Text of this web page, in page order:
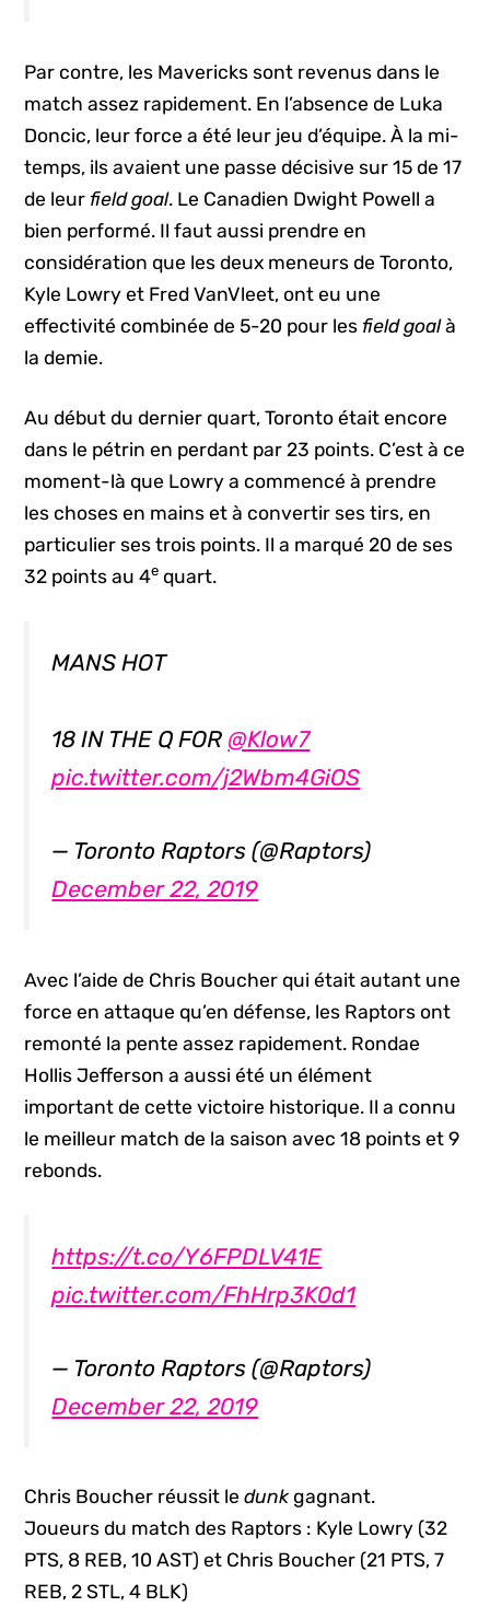
Par contre, les Mavericks sont revenus dans le
match assez rapidement. En l’absence de Luka
Doncic, leur force a été leur jeu d’équipe. À la mi-
temps, ils avaient une passe décisive sur 15 de 17
de leur field goal. Le Canadien Dwight Powell a
bien performé. Il faut aussi prendre en
considération que les deux meneurs de Toronto,
Kyle Lowry et Fred VanVleet, ont eu une
effectivité combinée de 5-20 pour les field goalà
la demie.
Au début du dernier quart, Toronto était encore
dans le pétrin en perdant par 23 points. C’est à ce
moment-là que Lowry a commencé à prendre
les choses en mains et à convertir ses tirs, en
particulier ses trois points. Il a marqué 20 de ses
32 points au 4e quart.
MANS HOT
18 IN THE Q FOR @Klow7
pic.twitter.com/j2Wbm4GiOS
— Toronto Raptors (@Raptors)
December 22, 2019
Avec l’aide de Chris Boucher qui était autant une
force en attaque qu’en défense, les Raptors ont
remonté la pente assez rapidement. Rondae
Hollis Jefferson a aussi été un élément
important de cette victoire historique. Il a connu
le meilleur match de la saison avec 18 points et 9
rebonds.
https://t.co/Y6FPDLV41E
pic.twitter.com/FhHrp3K0d1
— Toronto Raptors (@Raptors)
December 22, 2019
Chris Boucher réussit ledunk gagnant.
Joueurs du match des Raptors : Kyle Lowry (32
PTS, 8 REB, 10 AST) et Chris Boucher (21 PTS, 7
REB, 2 STL, 4 BLK)